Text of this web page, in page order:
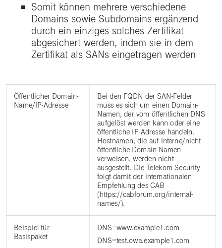
Somit können mehrere verschiedene
Domains sowie Subdomains ergänzend
durch ein einziges solches Zertifikat
abgesichert werden, indem sie in dem
Zertifikat als SANs eingetragen werden
Öffentlicher Domain-
Name/IP-Adresse
Bei den FQDN der SAN-Felder
muss es sich um einen Domain-
Namen, der vom öffentlichen DNS
aufgelöst werden kann oder eine
öffentliche IP-Adresse handeln.
Hostnamen, die auf interne/nicht
öffentliche Domain-Namen
verweisen, werden nicht
ausgestellt. Die Telekom Security
folgt damit der internationalen
Empfehlung des CAB
(https://cabforum.org/internal-
names/).
Beispiel für
Basispaket
DNS=www.example1.com
DNS=test.owa.example1.com